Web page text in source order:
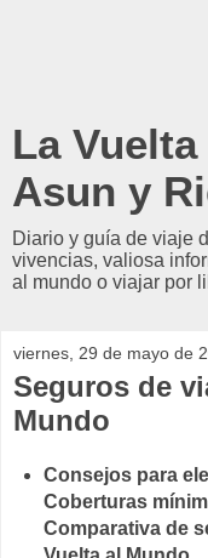
La
Asun y
Diario y guía de viaje
vivencias, valiosa
al mundo o viajar por
viernes, 29 de mayo de
Seguros de
Mundo
Consejos para
Coberturas
Comparativa de